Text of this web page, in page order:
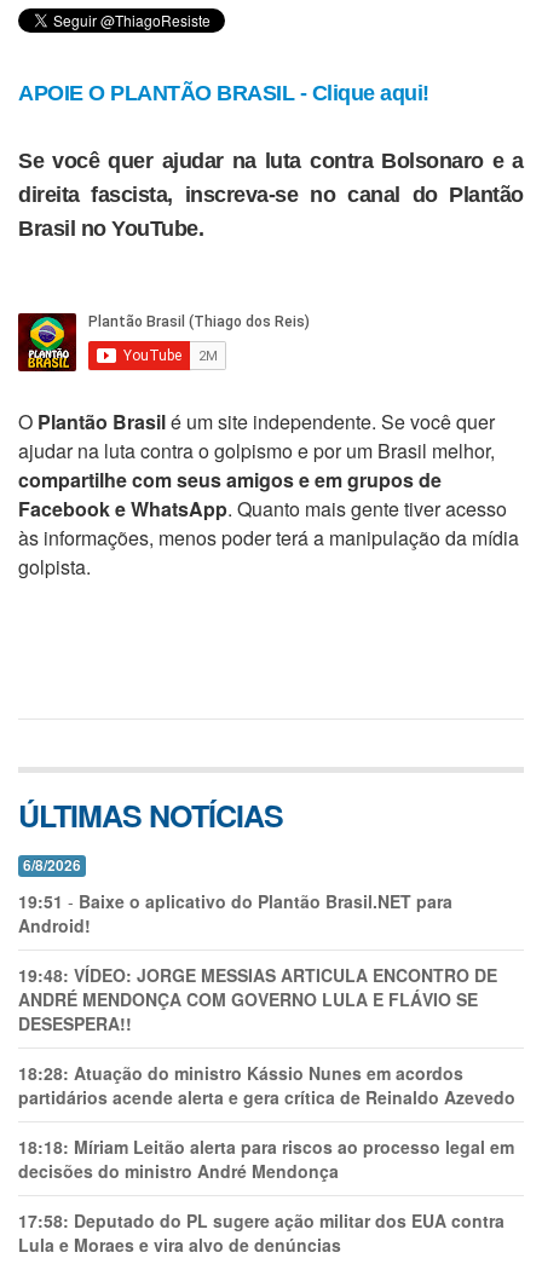
APOIE O PLANTÃO BRASIL - Clique aqui!
Se você quer ajudar na luta contra Bolsonaro e a
direita fascista, inscreva-se no canal do Plantão
Brasil no YouTube.
O Plantão Brasilé um site independente. Se você quer
ajudar na luta contra o golpismo e por um Brasil melhor,
compartilhe com seus amigos e em grupos de
Facebook e WhatsApp. Quanto mais gente tiver acesso
às informações, menos poder terá a manipulação da mídia
golpista.
ÚLTIMAS NOTÍCIAS
6/8/2026
19:51 - Baixe o aplicativo do Plantão Brasil.NET para
Android!
19:48: VÍDEO: JORGE MESSIAS ARTICULA ENCONTRO DE
ANDRÉ MENDONÇA COM GOVERNO LULA E FLÁVIO SE
DESESPERA!!
18:28: Atuação do ministro Kássio Nunes em acordos
partidários acende alerta e gera crítica de Reinaldo Azevedo
18:18: Míriam Leitão alerta para riscos ao processo legal em
decisões do ministro André Mendonça
17:58: Deputado do PL sugere ação militar dos EUA contra
Lula e Moraes e vira alvo de denúncias